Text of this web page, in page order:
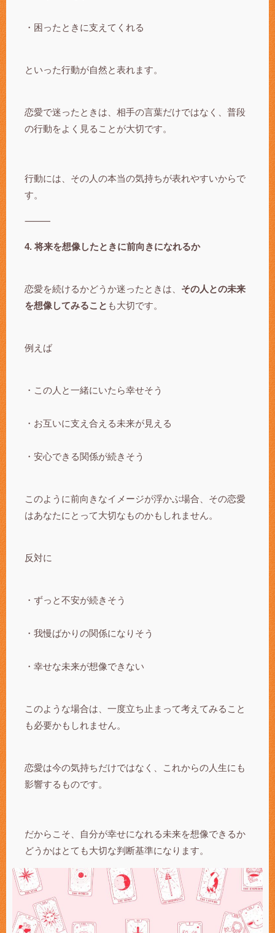
・困ったときに支えてくれる
といった行動が自然と表れます。
恋愛で迷ったときは、相手の言葉だけではなく、普段
の行動をよく見ることが大切です。
行動には、その人の本当の気持ちが表れやすいからで
す。
⸻
4. 将来を想像したときに前向きになれるか
恋愛を続けるかどうか迷ったときは、 その人との未来
を想像してみること も大切です。
例えば
・この人と一緒にいたら幸せそう
・お互いに支え合える未来が見える
・安心できる関係が続きそう
このように前向きなイメージが浮かぶ場合、その恋愛
はあなたにとって大切なものかもしれません。
反対に
・ずっと不安が続きそう
・我慢ばかりの関係になりそう
・幸せな未来が想像できない
このような場合は、一度立ち止まって考えてみること
も必要かもしれません。
恋愛は今の気持ちだけではなく、これからの人生にも
影響するものです。
だからこそ、自分が幸せになれる未来を想像できるか
どうかはとても大切な判断基準になります。